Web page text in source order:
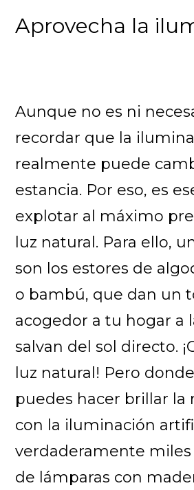
Aprovecha la
Aunque no es ni
recordar que la
realmente puede
estancia. Por eso, es
explotar al máximo
luz natural. Para ello,
son los estores de
o bambú, que dan un
acogedor a tu hogar a
salvan del sol directo.
luz natural! Pero
puedes hacer brillar la
con la iluminación
verdaderamente
de lámparas con